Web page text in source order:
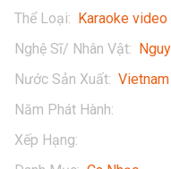
Thể Loại: Karaoke video
Nghệ Sĩ/ Nhân Vật:
Nước Sản Xuất: Vietnam
Năm Phát Hành:
Xếp Hạng: